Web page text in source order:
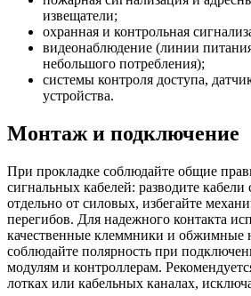
извещатели;
охранная и контрольная
видеонаблюдение (линии
небольшого потребления);
системы контроля доступа,
устройства.
Монтаж и подключение
При прокладке соблюдайте общие
сигнальных кабелей: разводите
отдельно от силовых, избегайте
перегибов. Для надежного контакта
качественные клеммники и обжимные
соблюдайте полярность при
модулям и контроллерам.
лотках или кабельных каналах,